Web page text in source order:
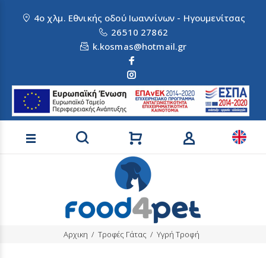
4ο χλμ. Εθνικής οδού Ιωαννίνων - Ηγουμενίτσας
26510 27862
k.kosmas@hotmail.gr
Αναζήτηση προϊόντων
Αρχικη Τροφές Γάτας Υγρή Τροφή